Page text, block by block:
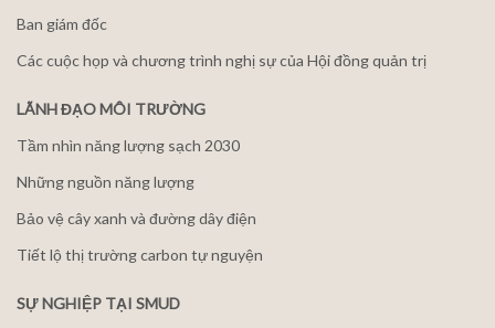
Ban giám đốc
Các cuộc họp và chương trình nghị sự của Hội đồng quản trị
LÃNH ĐẠO MÔI TRƯỜNG
Tầm nhìn năng lượng sạch 2030
Những nguồn năng lượng
Bảo vệ cây xanh và đường dây điện
Tiết lộ thị trường carbon tự nguyện
SỰ NGHIỆP TẠI SMUD